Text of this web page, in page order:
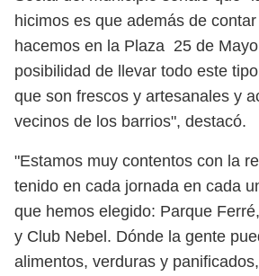
hicimos es que además de
hacemos en la Plaza 25 de
posibilidad de llevar todo este
que son frescos y artesanales y
vecinos de los barrios", destacó.
"Estamos muy contentos con la
tenido en cada jornada en cada
que hemos elegido: Parque
y Club Nebel. Dónde la gente
alimentos, verduras y